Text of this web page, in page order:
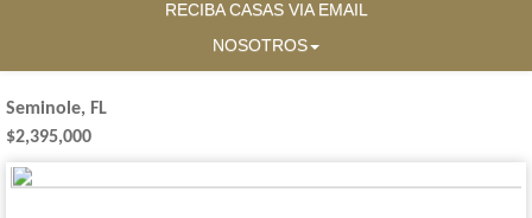
RECIBA CASAS VIA EMAIL
NOSOTROS
Seminole, FL
$2,395,000